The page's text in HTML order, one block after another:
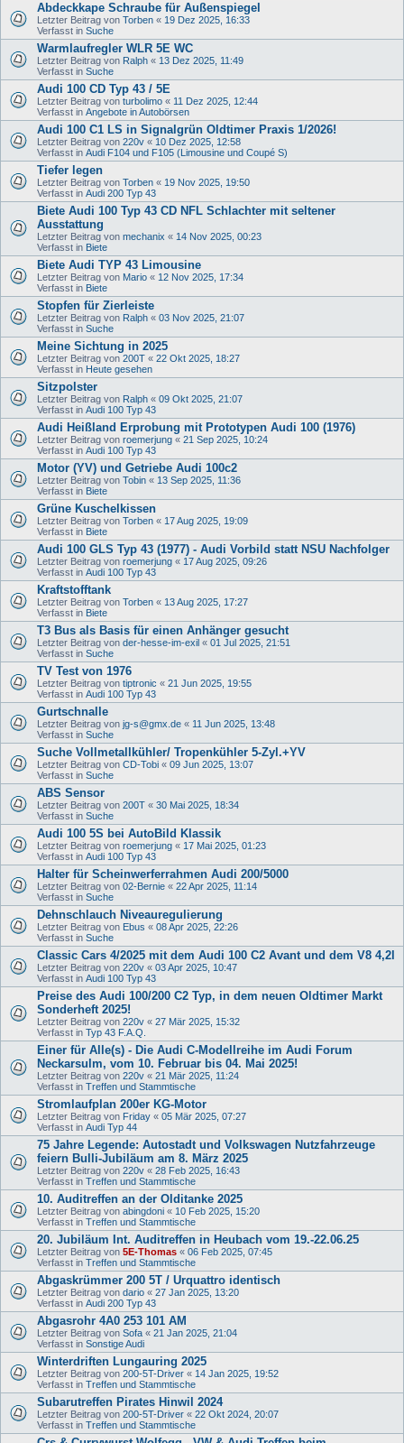
Abdeckkape Schraube für Außenspiegel
Letzter Beitrag von Torben « 19 Dez 2025, 16:33
Verfasst in Suche
Warmlaufregler WLR 5E WC
Letzter Beitrag von Ralph « 13 Dez 2025, 11:49
Verfasst in Suche
Audi 100 CD Typ 43 / 5E
Letzter Beitrag von turbolimo « 11 Dez 2025, 12:44
Verfasst in Angebote in Autobörsen
Audi 100 C1 LS in Signalgrün Oldtimer Praxis 1/2026!
Letzter Beitrag von 220v « 10 Dez 2025, 12:58
Verfasst in Audi F104 und F105 (Limousine und Coupé S)
Tiefer legen
Letzter Beitrag von Torben « 19 Nov 2025, 19:50
Verfasst in Audi 200 Typ 43
Biete Audi 100 Typ 43 CD NFL Schlachter mit seltener
Ausstattung
Letzter Beitrag von mechanix « 14 Nov 2025, 00:23
Verfasst in Biete
Biete Audi TYP 43 Limousine
Letzter Beitrag von Mario « 12 Nov 2025, 17:34
Verfasst in Biete
Stopfen für Zierleiste
Letzter Beitrag von Ralph « 03 Nov 2025, 21:07
Verfasst in Suche
Meine Sichtung in 2025
Letzter Beitrag von 200T « 22 Okt 2025, 18:27
Verfasst in Heute gesehen
Sitzpolster
Letzter Beitrag von Ralph « 09 Okt 2025, 21:07
Verfasst in Audi 100 Typ 43
Audi Heißland Erprobung mit Prototypen Audi 100 (1976)
Letzter Beitrag von roemerjung « 21 Sep 2025, 10:24
Verfasst in Audi 100 Typ 43
Motor (YV) und Getriebe Audi 100c2
Letzter Beitrag von Tobin « 13 Sep 2025, 11:36
Verfasst in Biete
Grüne Kuschelkissen
Letzter Beitrag von Torben « 17 Aug 2025, 19:09
Verfasst in Biete
Audi 100 GLS Typ 43 (1977) - Audi Vorbild statt NSU Nachfolger
Letzter Beitrag von roemerjung « 17 Aug 2025, 09:26
Verfasst in Audi 100 Typ 43
Kraftstofftank
Letzter Beitrag von Torben « 13 Aug 2025, 17:27
Verfasst in Biete
T3 Bus als Basis für einen Anhänger gesucht
Letzter Beitrag von der-hesse-im-exil « 01 Jul 2025, 21:51
Verfasst in Suche
TV Test von 1976
Letzter Beitrag von tiptronic « 21 Jun 2025, 19:55
Verfasst in Audi 100 Typ 43
Gurtschnalle
Letzter Beitrag von jg-s@gmx.de « 11 Jun 2025, 13:48
Verfasst in Suche
Suche Vollmetallkühler/ Tropenkühler 5-Zyl.+YV
Letzter Beitrag von CD-Tobi « 09 Jun 2025, 13:07
Verfasst in Suche
ABS Sensor
Letzter Beitrag von 200T « 30 Mai 2025, 18:34
Verfasst in Suche
Audi 100 5S bei AutoBild Klassik
Letzter Beitrag von roemerjung « 17 Mai 2025, 01:23
Verfasst in Audi 100 Typ 43
Halter für Scheinwerferrahmen Audi 200/5000
Letzter Beitrag von 02-Bernie « 22 Apr 2025, 11:14
Verfasst in Suche
Dehnschlauch Niveauregulierung
Letzter Beitrag von Ebus « 08 Apr 2025, 22:26
Verfasst in Suche
Classic Cars 4/2025 mit dem Audi 100 C2 Avant und dem V8 4,2l
Letzter Beitrag von 220v « 03 Apr 2025, 10:47
Verfasst in Audi 100 Typ 43
Preise des Audi 100/200 C2 Typ, in dem neuen Oldtimer Markt
Sonderheft 2025!
Letzter Beitrag von 220v « 27 Mär 2025, 15:32
Verfasst in Typ 43 F.A.Q.
Einer für Alle(s) - Die Audi C-Modellreihe im Audi Forum
Neckarsulm, vom 10. Februar bis 04. Mai 2025!
Letzter Beitrag von 220v « 21 Mär 2025, 11:24
Verfasst in Treffen und Stammtische
Stromlaufplan 200er KG-Motor
Letzter Beitrag von Friday « 05 Mär 2025, 07:27
Verfasst in Audi Typ 44
75 Jahre Legende: Autostadt und Volkswagen Nutzfahrzeuge
feiern Bulli-Jubiläum am 8. März 2025
Letzter Beitrag von 220v « 28 Feb 2025, 16:43
Verfasst in Treffen und Stammtische
10. Auditreffen an der Olditanke 2025
Letzter Beitrag von abingdoni « 10 Feb 2025, 15:20
Verfasst in Treffen und Stammtische
20. Jubiläum Int. Auditreffen in Heubach vom 19.-22.06.25
Letzter Beitrag von 5E-Thomas « 06 Feb 2025, 07:45
Verfasst in Treffen und Stammtische
Abgaskrümmer 200 5T / Urquattro identisch
Letzter Beitrag von dario « 27 Jan 2025, 13:20
Verfasst in Audi 200 Typ 43
Abgasrohr 4A0 253 101 AM
Letzter Beitrag von Sofa « 21 Jan 2025, 21:04
Verfasst in Sonstige Audi
Winterdriften Lungauring 2025
Letzter Beitrag von 200-5T-Driver « 14 Jan 2025, 19:52
Verfasst in Treffen und Stammtische
Subarutreffen Pirates Hinwil 2024
Letzter Beitrag von 200-5T-Driver « 22 Okt 2024, 20:07
Verfasst in Treffen und Stammtische